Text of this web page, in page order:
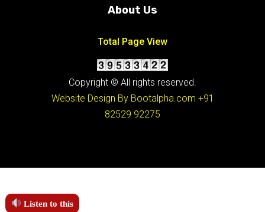
About Us
Total Page View
Copyright © All rights reserved.
Website Design By Bootalpha.com +91
82529 92275
Listen to this